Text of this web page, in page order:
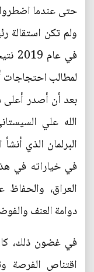
حتى عندما اضطروا
ولم تكن استقالة
في
لمطالب احتجاجات
بعد أن أصدر أعلى
الله علي
البرلمان الذي
في خياراته في
العراق، والحفاظ
دوامة العنف
في غضون ذلك، كان
اقتناص الفرصة